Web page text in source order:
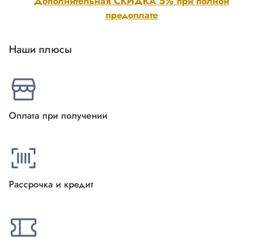
предоплате
Наши плюсы
Оплата при получении
Рассрочка и кредит